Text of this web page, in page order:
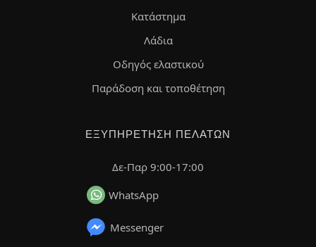
Κατάστημα
Λάδια
Οδηγός ελαστικού
Παράδοση και τοποθέτηση
ΕΞΥΠΗΡΈΤΗΣΗ ΠΕΛΑΤΏΝ
Δε-Παρ 9:00-17:00
WhatsApp
Messenger